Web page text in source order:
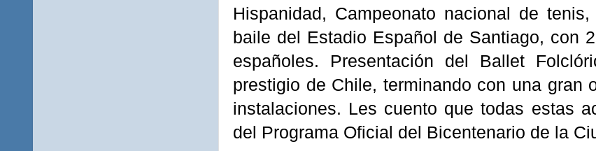
Hispanidad, Campeonato nacional de
baile del Estadio Español de Santiago, con
españoles. Presentación del Ballet
prestigio de Chile, terminando con una gran
instalaciones. Les cuento que todas estas
del Programa Oficial del Bicentenario de la